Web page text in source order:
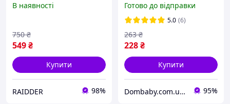
коляску/Місячний матрац
В наявності
549₴
750 ₴
Купити
RAIDDER 98%
75х33 см
Готово до відправки
5.0 (6)
228₴
263 ₴
Купити
Dombaby.com.ua - інтернет магазин дитячих товарів 95%